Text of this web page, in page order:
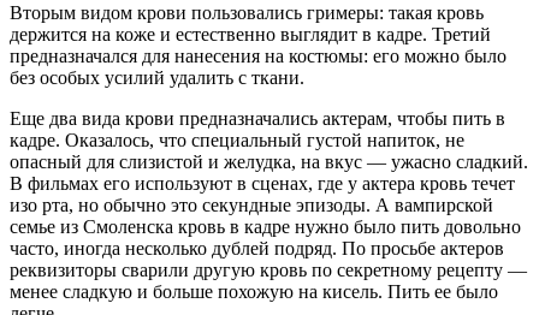
Вторым видом крови пользовались гримеры: такая кровь
держится на коже и естественно выглядит в кадре. Третий
предназначался для нанесения на костюмы: его можно было
без особых усилий удалить с ткани.
Еще два вида крови предназначались актерам, чтобы пить в
кадре. Оказалось, что специальный густой напиток, не
опасный для слизистой и желудка, на вкус — ужасно сладкий.
В фильмах его используют в сценах, где у актера кровь течет
изо рта, но обычно это секундные эпизоды. А вампирской
семье из Смоленска кровь в кадре нужно было пить довольно
часто, иногда несколько дублей подряд. По просьбе актеров
реквизиторы сварили другую кровь по секретному рецепту —
менее сладкую и больше похожую на кисель. Пить ее было